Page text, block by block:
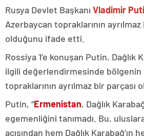
Rusya Devlet Başkanı Vladimir
Azerbaycan topraklarının ayrılmaz
olduğunu ifade etti.
Rossiya 1’e konuşan Putin, Dağlık
ilgili değerlendirmesinde bölgenin
topraklarının ayrılmaz bir parçası
Putin, “Ermenistan, Dağlık
egemenliğini tanımadı. Bu,
açısından hem Dağlık Karabağ’ın